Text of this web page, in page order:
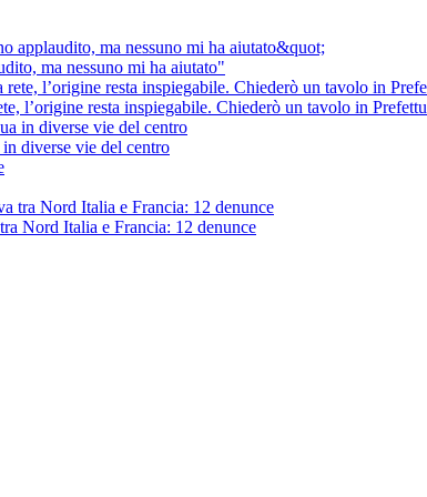
ma nessuno mi ha aiutato"
l’origine resta inspiegabile. Chiederò un tavolo in
diverse vie del centro
Nord Italia e Francia: 12 denunce